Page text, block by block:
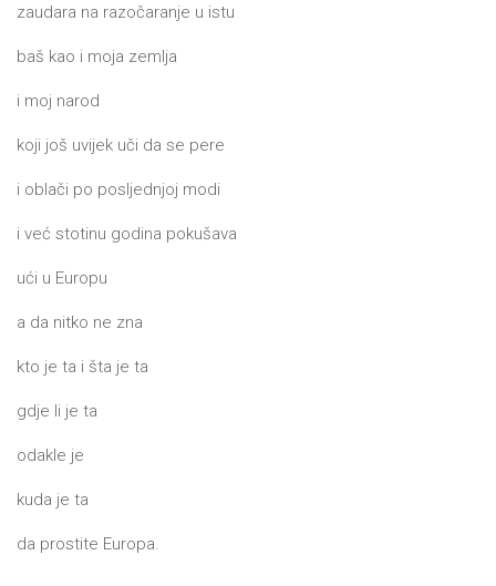
zaudara na razočaranje u istu
baš kao i moja zemlja
i moj narod
koji još uvijek uči da se pere
i oblači po posljednjoj modi
i već stotinu godina pokušava
ući u Europu
a da nitko ne zna
kto je ta i šta je ta
gdje li je ta
odakle je
kuda je ta
da prostite Europa.